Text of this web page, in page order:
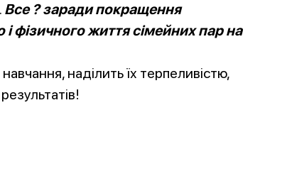
Все ? заради покращення
фізичного життя сімейних пар на
наділить їх терпеливістю,